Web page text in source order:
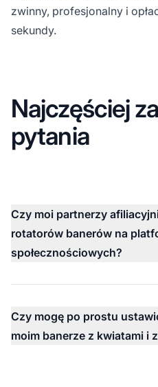
zwinny, profesjonalny i
sekundy.
Najczęściej
pytania
Czy moi partnerzy
rotatorów banerów na
społecznościowych?
Czy mogę po prostu
moim banerze z kwiatami i